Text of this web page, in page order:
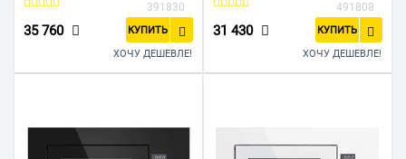
391830
35 760 КУПИТЬ
ХОЧУ ДЕШЕВЛЕ!
491808
31 430 КУПИТЬ
ХОЧУ ДЕШЕВЛЕ!